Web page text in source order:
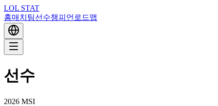
LOL STAT
홈매치 팀선수챔피언 로드맵
선수
2026 MSI